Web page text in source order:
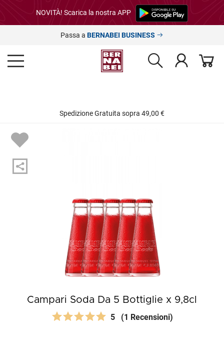
NOVITÀ! Scarica la nostra APP
Passa a BERNABEI BUSINESS
Spedizione Gratuita sopra 49,00 €
Campari Soda Da 5 Bottiglie x 9,8cl
5 (1 Recensioni)